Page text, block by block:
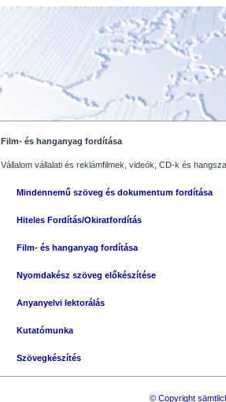
Film- és hanganyag fordítása
Vállalom vállalati és reklámfilmek, videók, CD-k és
Mindennemű szöveg és dokumentum fordítása
Hiteles Fordítás/Okiratfordítás
Film- és hanganyag fordítása
Nyomdakész szöveg előkészítése
Anyanyelvi lektorálás
Kutatómunka
Szövegkészítés
© Copyright